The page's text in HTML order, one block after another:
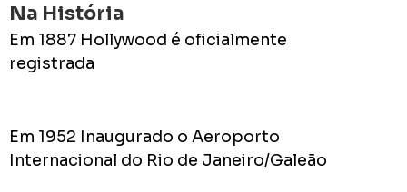
Na História
Em 1887 Hollywood é oficialmente
registrada
Em 1952 Inaugurado o Aeroporto
Internacional do Rio de Janeiro/Galeão